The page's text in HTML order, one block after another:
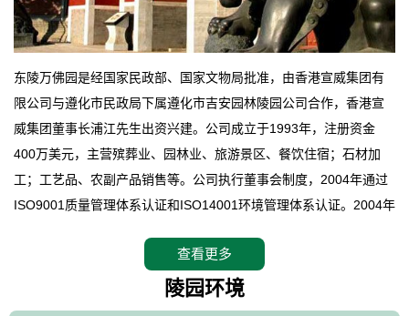
东陵万佛园是经国家民政部、国家文物局批准，由香港宣威集团有
限公司与遵化市民政局下属遵化市吉安园林陵园公司合作，香港宣
威集团董事长浦江先生出资兴建。公司成立于1993年，注册资金
400万美元，主营殡葬业、园林业、旅游景区、餐饮住宿；石材加
工；工艺品、农副产品销售等。公司执行董事会制度，2004年通过
ISO9001质量管理体系认证和ISO14001环境管理体系认证。2004年
拥有4A级旅游区头衔的花园式陵园，园内建有四星级酒店一座。
万佛园位于遵化市境内，座落在世界文化遗产清东陵地形墙内，地
形绝佳，地理位置优越，交通便利。公司以“建设全国顶级人生后花
查看更多
陵园环境